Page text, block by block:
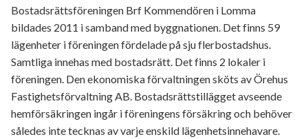
Bostadsrättsföreningen Brf Kommendören i Lomma
bildades 2011 i samband med byggnationen. Det finns 59
lägenheter i föreningen fördelade på sju flerbostadshus.
Samtliga innehas med bostadsrätt. Det finns 2 lokaler i
föreningen. Den ekonomiska förvaltningen sköts av Örehus
Fastighetsförvaltning AB. Bostadsrättstillägget avseende
hemförsäkringen ingår i föreningens försäkring och behöver
således inte tecknas av varje enskild lägenhetsinnehavare.